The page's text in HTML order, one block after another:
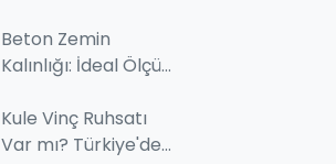
ve Riskler
Beton Zemin
Kalınlığı: İdeal Ölçü
Gerekenler
Kule Vinç Ruhsatı
Var mı? Türkiye'de